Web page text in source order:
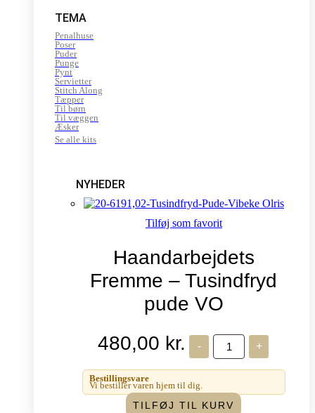
TEMA
Penalhuse
Poser
Puder
Punge
Pynt
Servietter
Stitch Along
Tæpper
Til børn
Til væggen
Æsker
Se alle kits
NYHEDER
Tilføj som favorit
Haandarbejdets
Fremme – Tusindfryd
pude VO
480,00 kr. -
Haandarbejdets
Fremme
-
Tusindfryd
VO
antal
+
Bestillingsvare
Vi bestiller varen hjem til dig.
TILFØJ TIL KURV